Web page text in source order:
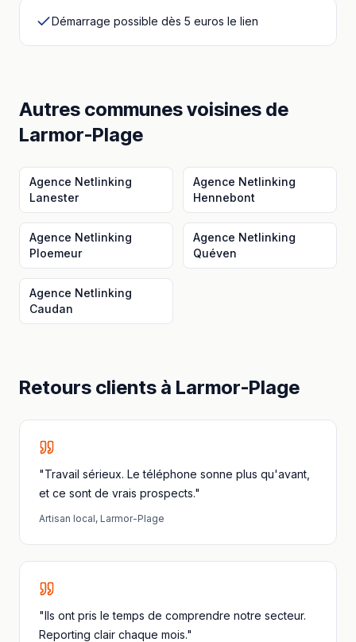
Démarrage possible dès 5 euros le lien
Autres communes voisines de
Larmor-Plage
Agence Netlinking
Lanester
Agence Netlinking
Hennebont
Agence Netlinking
Ploemeur
Agence Netlinking
Quéven
Agence Netlinking
Caudan
Retours clients à Larmor-Plage
"Travail sérieux. Le téléphone sonne plus qu'avant,
et ce sont de vrais prospects."
Artisan local, Larmor-Plage
"Ils ont pris le temps de comprendre notre secteur.
Reporting clair chaque mois."